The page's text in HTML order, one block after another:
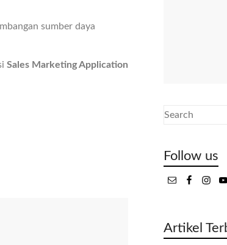
sumber daya
Sales Marketing Application
Follow us
Artikel